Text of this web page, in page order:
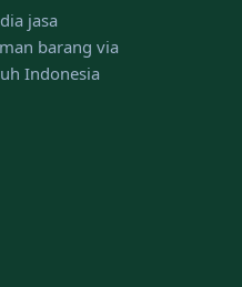
jasa
barang via
Indonesia